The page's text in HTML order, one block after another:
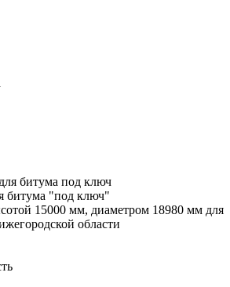
битума "под ключ"
15000 мм, диаметром 18980 мм для
области